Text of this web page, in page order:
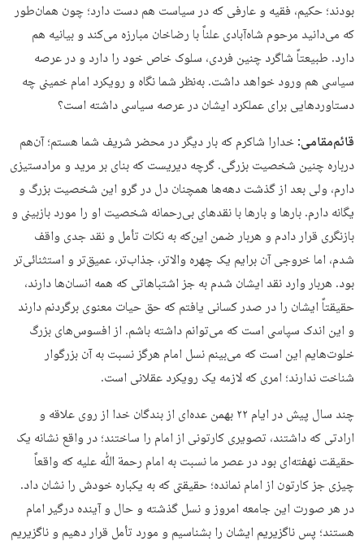
بودند؛ حکیم، فقیه و عارفی که در سیاست هم دست دارد؛ چون همان‌طور
که می‌دانید مرحوم شاه‌آبادی علناً با رضاخان مبارزه می‌کند و بیانیه هم
دارد. طبیعتاً شاگرد چنین فردی، سلوک خاص خود را دارد و در عرصه
سیاسی هم ورود خواهد داشت. به‌نظر شما نگاه و رویکرد امام خمینی چه
دستاوردهایی برای عملکرد ایشان در عرصه سیاسی داشته است؟
قائم‌مقامی:خدارا شاکرم که بار دیگر در محضر شریف شما هستم؛ آن‌هم
درباره چنین شخصیت بزرگی. گرچه دیریست که بنای بر مرید و مرادستیزی
دارم، ولی بعد از گذشت دهه‌ها همچنان دل در گرو این شخصیت بزرگ و
یگانه دارم. بارها و بارها با نقدهای بی‌رحمانه شخصیت او را مورد بازبینی و
بازنگری قرار دادم و هربار ضمن این‌که به نکات تأمل و نقد جدی واقف
شدم، اما خروجی آن برایم یک چهره والاتر، جذاب‌تر، عمیق‌تر و استثنائی‌تر
بود. هربار وارد نقد ایشان شدم به جز اشتباهاتی که همه انسان‌ها دارند،
حقیقتاً ایشان را در صدر کسانی یافتم که حق حیات معنوی برگردنم دارند
و این اندک سپاسی است که می‌توانم داشته باشم. از افسوس‌های بزرگ
خلوت‌هایم این است که می‌بینم نسل امام هرگز نسبت به آن بزرگوار
شناخت ندارند؛ امری که لازمه یک رویکرد عقلانی است.
چند سال پیش در ایام ۲۲ بهمن عده‌ای از بندگان خدا از روی علاقه و
ارادتی که داشتند، تصویری کارتونی از امام را ساختند؛ در واقع نشانه یک
حقیقت نهفته‌ای بود در عصر ما نسبت به امام رحمة‌ ﷲ علیه که واقعاً
چیزی جز کارتون از امام نمانده؛ حقیقتی که به یکباره خودش را نشان داد.
در هر صورت این جامعه امروز و نسل گذشته و حال و آینده درگیر امام
هستند؛ پس ناگزیریم ایشان را بشناسیم و مورد تأمل قرار دهیم و ناگزیریم